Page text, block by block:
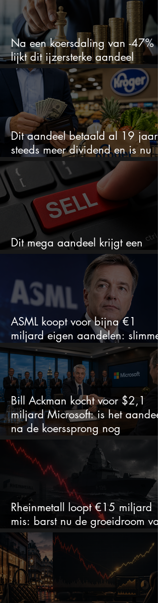
Na een koersdaling van -47%
lijkt dit ijzersterke aandeel
aantrekkelijker dan ooit
Dit aandeel betaald al 19 jaar
steeds meer dividend en is nu
goedkoop
Dit mega aandeel krijgt een
zeldzaam verkoopadvies
ASML koopt voor bijna €1
miljard eigen aandelen: slimme
zet of dure timing?
Bill Ackman kocht voor $2,1
miljard Microsoft: is het aandeel
na de koerssprong nog
aantrekkelijk?
Rheinmetall loopt €15 miljard
mis: barst nu de groeidroom van
het defensiebedrijf?